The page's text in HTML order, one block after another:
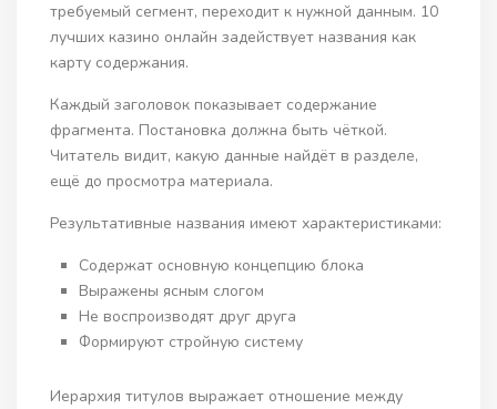
требуемый сегмент, переходит к нужной данным. 10
лучших казино онлайн задействует названия как
карту содержания.
Каждый заголовок показывает содержание
фрагмента. Постановка должна быть чёткой.
Читатель видит, какую данные найдёт в разделе,
ещё до просмотра материала.
Результативные названия имеют характеристиками:
Содержат основную концепцию блока
Выражены ясным слогом
Не воспроизводят друг друга
Формируют стройную систему
Иерархия титулов выражает отношение между